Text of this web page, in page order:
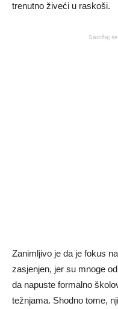
trenutno živeći u raskoši.
Sadržaj
Zanimljivo je da je fokus
zasjenjen, jer su mnoge
da napuste formalno
težnjama. Shodno tome,